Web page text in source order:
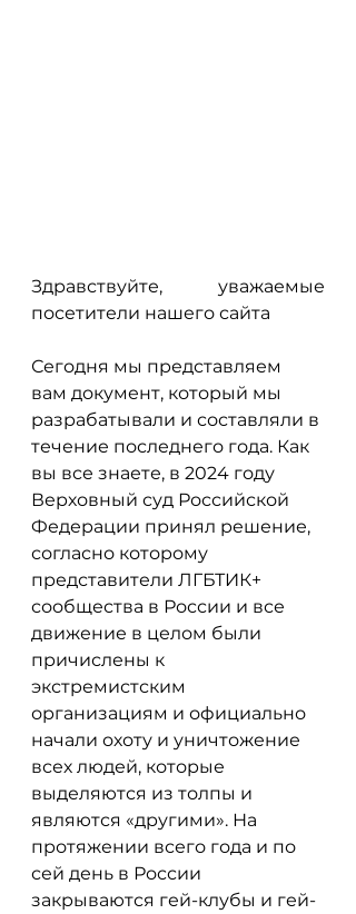
Здравствуйте, уважаемые
посетители нашего сайта
Сегодня мы представляем
вам документ, который мы
разрабатывали и составляли в
течение последнего года. Как
вы все знаете, в 2024 году
Верховный суд Российской
Федерации принял решение,
согласно которому
представители ЛГБТИК+
сообщества в России и все
движение в целом были
причислены к
экстремистским
организациям и официально
начали охоту и уничтожение
всех людей, которые
выделяются из толпы и
являются «другими». На
протяжении всего года и по
сей день в России
закрываются гей-клубы и гей-